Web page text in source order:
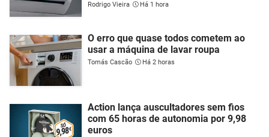
Rodrigo Vieira Há 1 hora
O erro que quase todos cometem ao
usar a máquina de lavar roupa
Tomás Cascão Há 2 horas
Action lança auscultadores sem fios
com 65 horas de autonomia por 9,98
euros